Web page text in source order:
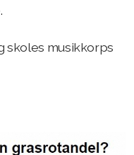
skoles musikkorps